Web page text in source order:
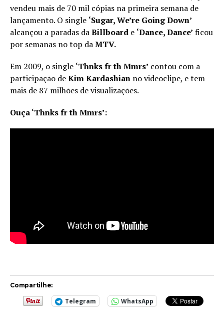
vendeu mais de 70 mil cópias na primeira semana de
lançamento. O single ‘Sugar, We’re Going Down’
alcançou a paradas daBillboard e ‘Dance, Dance’ ficou
por semanas no top daMTV.
Em 2009, o single ‘Thnks fr th Mmrs’ contou com a
participação deKim Kardashian no videoclipe, e tem
mais de 87 milhões de visualizações.
Ouça ‘Thnks fr th Mmrs’:
Compartilhe:
Telegram WhatsApp